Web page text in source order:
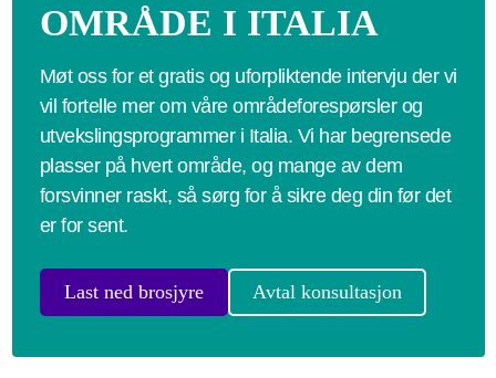
OMRÅDE I ITALIA
Møt oss for et gratis og uforpliktende intervju der vi
vil fortelle mer om våre områdeforespørsler og
utvekslingsprogrammer i Italia. Vi har begrensede
plasser på hvert område, og mange av dem
forsvinner raskt, så sørg for å sikre deg din før det
er for sent.
Last ned brosjyre Avtal konsultasjon